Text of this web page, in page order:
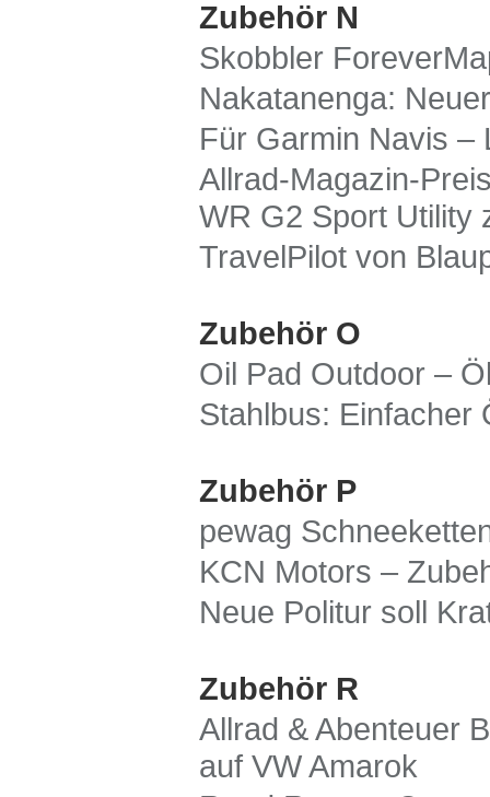
Zubehör N
Skobbler
Nakatanenga:
Für Garmin Navis –
Allrad-Magazin-
WR G2 Sport Utility
TravelPilot von
Zubehör O
Oil Pad Outdoor –
Stahlbus: Einfacher
Zubehör P
pewag
KCN Motors –
Neue Politur soll
Zubehör R
Allrad & Abenteuer
auf VW Amarok